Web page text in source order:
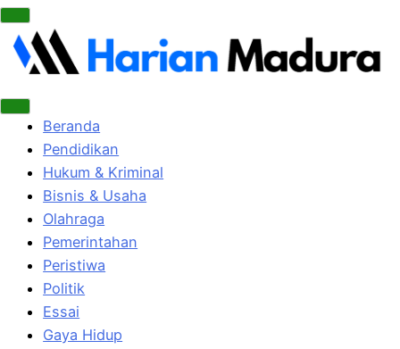
Beranda
Pendidikan
Hukum & Kriminal
Bisnis & Usaha
Olahraga
Pemerintahan
Peristiwa
Politik
Essai
Gaya Hidup